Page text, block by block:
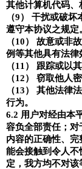
其他计算机代码、
（9） 干扰或破坏
遵守本协议之规定
（10） 故意或非
例等其他具有法律
（11 ） 跟踪或以
（12） 窃取他人
（13） 其他法律
行为。
6.2 用户对经由本
容负全部责任；
内容的正确性、
能会接触到令人
定，我方均不对